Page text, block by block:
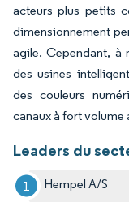
acteurs plus petits
dimensionnement
agile. Cependant, à
des usines
des couleurs
canaux à fort volume
Leaders du
Hempel A/S